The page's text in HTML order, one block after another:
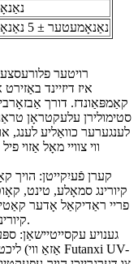
365
612 נאַנאָמעטער ± 5 נאַנאָמעטער
סטימולירן עלעקטראָן
לענגערער כוואַליע לענג,
ווי צוויי מאָל אַזוי
קערן פֿעיִקייטן:
פריי ראַדיקאַל אָדער
קיורינג גיכקייַט און לעצט מעכאַנישע פּראָפּערטיעס.